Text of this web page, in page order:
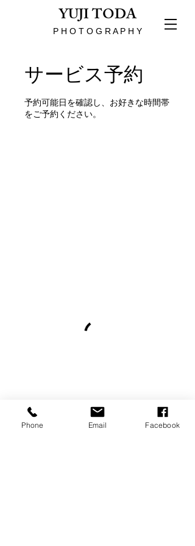
YUJI TODA
P H O T O G R A P H Y
サービス予約
予約可能日を確認し、お好きな時間帯
をご予約ください。
Phone Email Facebook